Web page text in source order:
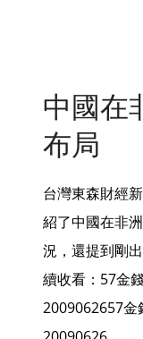
中國在
布局
台灣東森財經
紹了中國在非
況，還提到剛
續收看：57金
2009062657金